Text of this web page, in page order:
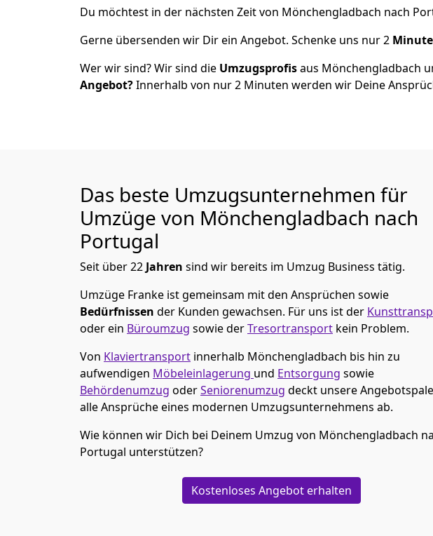
Du möchtest in der nächsten Zeit von Mönchen­gladbach nach
Gerne übersenden wir Dir ein Angebot. Schenke uns nur2
Wer wir sind? Wir sind die Umzugsprofisaus Mönchen­gladbach
Angebot?Innerhalb von nur2 Minuten werden wir Deine
Das beste Umzugsunternehmen für
Umzüge von Mönchen­gladbach nach
Portugal
Seit über22 Jahren sind wir bereits im Umzug Business tätig.
Umzüge Franke ist gemeinsam mit den Ansprüchen sowie
Bedürfnissen der Kunden gewachsen. Für uns ist der
oder ein Büroumzug sowie derTresortransport kein Problem.
Von Klaviertransport innerhalb Mönchen­gladbach bis hin zu
aufwendigen Möbeleinlagerung und Entsorgung sowie
Behördenumzug oderSeniorenumzug deckt unsere
alle Ansprüche eines modernen Umzugsunternehmens ab.
Wie können wir Dich bei Deinem Umzug von Mönchen­gladbach
Portugal unterstützen?
Kostenloses Angebot erhalten